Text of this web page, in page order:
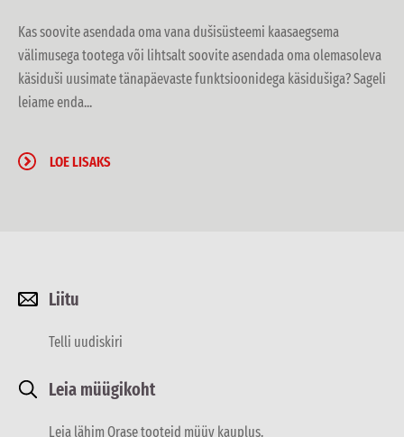
Kas soovite asendada oma vana dušisüsteemi kaasaegsema
välimusega tootega või lihtsalt soovite asendada oma olemasoleva
käsiduši uusimate tänapäevaste funktsioonidega käsidušiga? Sageli
leiame enda...
LOE LISAKS
Liitu
Telli uudiskiri
Leia müügikoht
Leia lähim Orase tooteid müüv kauplus.